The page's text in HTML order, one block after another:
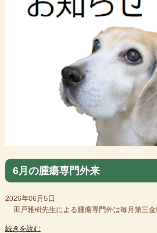
6月の腫瘍専門外来
2026年06月5日
田戸雅樹先生による腫瘍専門外は毎月第三金
続きを読む